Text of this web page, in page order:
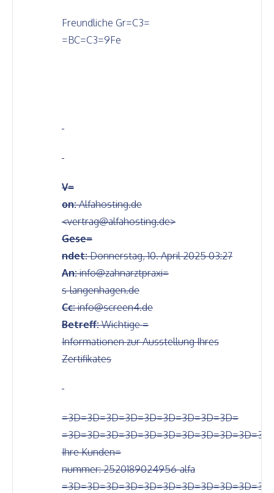
Freundliche Gr=C3=
=BC=C3=9Fe
V=
on:Alfahosting.de
<vertrag@alfahosting.de>
Gese=
ndet:Donnerstag, 10. April 2025 03:27
An:info@zahnarztpraxi=
s-langenhagen.de
Cc:info@screen4.de
Betreff:Wichtige =
Informationen zur Ausstellung Ihres
Zertifikates
=3D=3D=3D=3D=3D=3D=3D=3D=3D=
Ihre Kunden=
nummer: 2520189024956-alfa